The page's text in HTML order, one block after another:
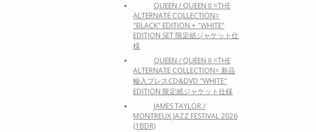
QUEEN / QUEEN II =THE
ALTERNATE COLLECTION=
"BLACK" EDITION + "WHITE"
EDITION SET 限定紙ジャケット仕
様
QUEEN / QUEEN II =THE
ALTERNATE COLLECTION= 新品
輸入プレスCD&DVD "WHITE"
EDITION 限定紙ジャケット仕様
JAMES TAYLOR /
MONTREUX JAZZ FESTIVAL 2026
(1BDR)